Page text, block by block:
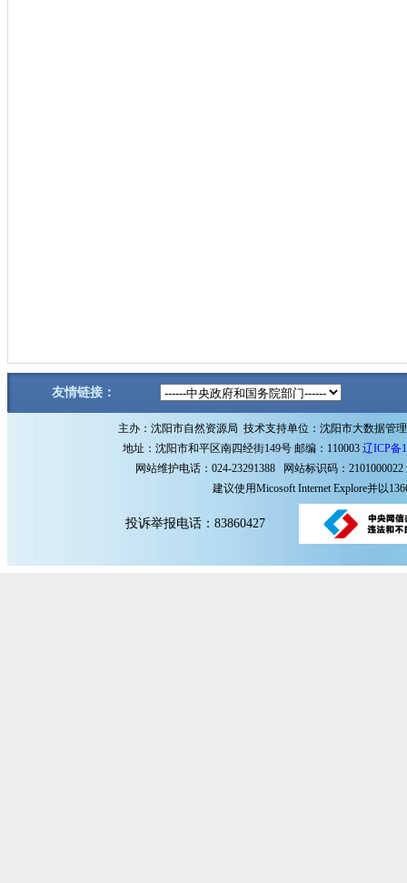
友情链接：
主办：沈阳市自然资源局 技术支持单位：沈阳市大数据管
地址：沈阳市和平区南四经街149号 邮编：110003 辽ICP备
网站维护电话：024-23291388 网站标识码：2101000022
建议使用Micosoft Internet Explore并以
投诉举报电话：83860427